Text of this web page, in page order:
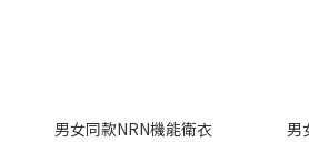
男女同款NRN機能衛衣 男